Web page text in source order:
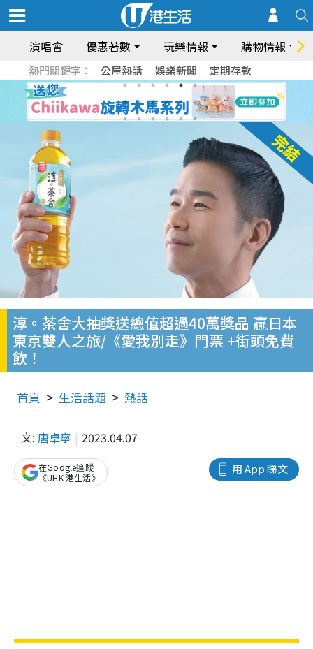
演唱會 優惠著數 玩樂情報 購物情報
熱門關鍵字： 公屋熱話 娛樂新聞 定期存款
淳。茶舍大抽獎送總值超過40萬獎品 贏日本
東京雙人之旅/《愛我別走》門票 +街頭免費
飲！
首頁 生活話題 熱話
文: 唐卓寧 2023.04.07
用 App 睇文
在Google追蹤
《UHK 港生活》